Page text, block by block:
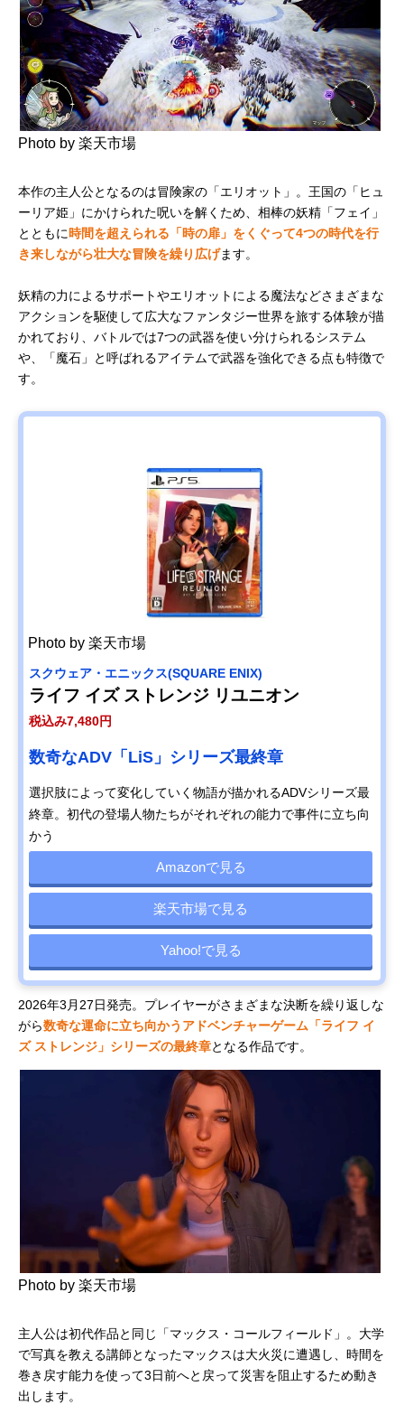
Photo by 楽天市場
本作の主人公となるのは冒険家の「エリオット」。王国の「ヒュ
ーリア姫」にかけられた呪いを解くため、相棒の妖精「フェイ」
とともに時間を超えられる「時の扉」をくぐって4つの時代を行
き来しながら壮大な冒険を繰り広げます。
妖精の力によるサポートやエリオットによる魔法などさまざまな
アクションを駆使して広大なファンタジー世界を旅する体験が描
かれており、バトルでは7つの武器を使い分けられるシステム
や、「魔石」と呼ばれるアイテムで武器を強化できる点も特徴で
す。
Photo by 楽天市場
スクウェア・エニックス(SQUARE ENIX)
ライフ イズ ストレンジ リユニオン
税込み7,480円
数奇なADV「LiS」シリーズ最終章
選択肢によって変化していく物語が描かれるADVシリーズ最
終章。初代の登場人物たちがそれぞれの能力で事件に立ち向
かう
Amazonで見る
楽天市場で見る
Yahoo!で見る
2026年3月27日発売。プレイヤーがさまざまな決断を繰り返しな
がら数奇な運命に立ち向かうアドベンチャーゲーム「ライフ イ
ズ ストレンジ」シリーズの最終章となる作品です。
Photo by 楽天市場
主人公は初代作品と同じ「マックス・コールフィールド」。大学
で写真を教える講師となったマックスは大火災に遭遇し、時間を
巻き戻す能力を使って3日前へと戻って災害を阻止するため動き
出します。